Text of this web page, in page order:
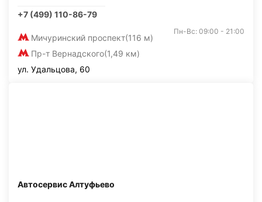
+7 (499) 110-86-79
Мичуринский проспект(116 м)
Пр-т Вернадского(1,49 км)
Пн-Вс: 09:00 - 21:00
ул. Удальцова, 60
Автосервис Алтуфьево